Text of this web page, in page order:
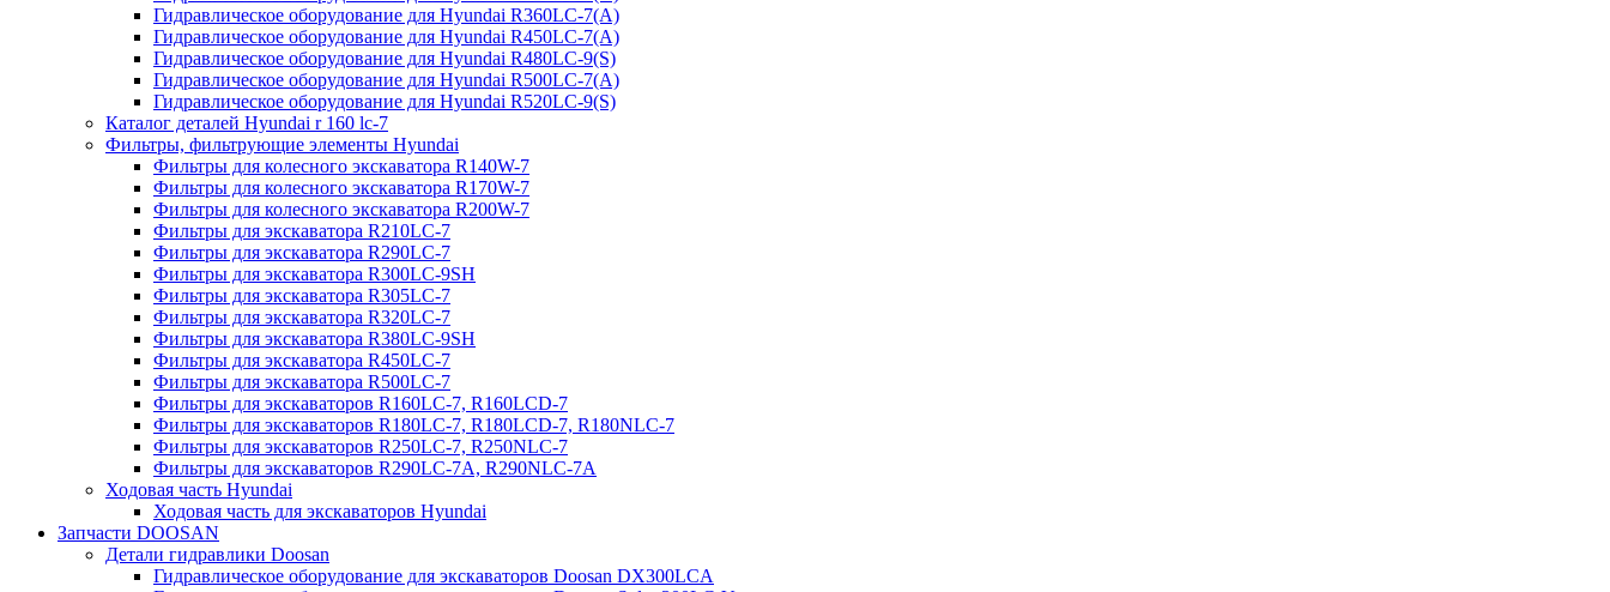
Гидравлическое оборудование для Hyundai R360LC-7(A)
Гидравлическое оборудование для Hyundai R450LC-7(A)
Гидравлическое оборудование для Hyundai R480LC-9(S)
Гидравлическое оборудование для Hyundai R500LC-7(A)
Гидравлическое оборудование для Hyundai R520LC-9(S)
Каталог деталей Hyundai r 160 lc-7
Фильтры, фильтрующие элементы Hyundai
Фильтры для колесного экскаватора R140W-7
Фильтры для колесного экскаватора R170W-7
Фильтры для колесного экскаватора R200W-7
Фильтры для экскаватора R210LC-7
Фильтры для экскаватора R290LC-7
Фильтры для экскаватора R300LC-9SH
Фильтры для экскаватора R305LC-7
Фильтры для экскаватора R320LC-7
Фильтры для экскаватора R380LC-9SH
Фильтры для экскаватора R450LC-7
Фильтры для экскаватора R500LC-7
Фильтры для экскаваторов R160LC-7, R160LCD-7
Фильтры для экскаваторов R180LC-7, R180LCD-7, R180NLC-7
Фильтры для экскаваторов R250LC-7, R250NLC-7
Фильтры для экскаваторов R290LC-7A, R290NLC-7A
Ходовая часть Hyundai
Ходовая часть для экскаваторов Hyundai
Запчасти DOOSAN
Детали гидравлики Doosan
Гидравлическое оборудование для экскаваторов Doosan DX300LCA